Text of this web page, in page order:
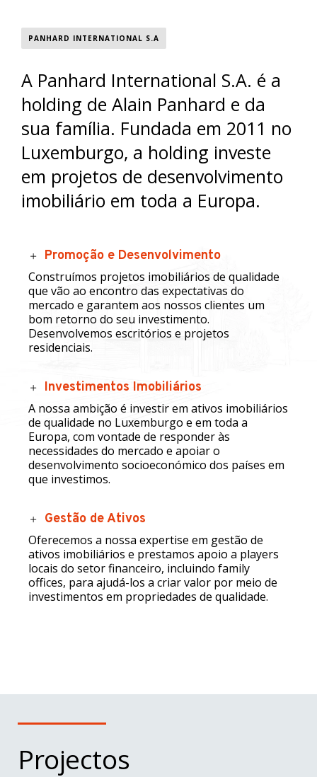
PANHARD INTERNATIONAL S.A
A Panhard International S.A. é a
holding de Alain Panhard e da
sua família. Fundada em 2011 no
Luxemburgo, a holding investe
em projetos de desenvolvimento
imobiliário em toda a Europa.
Promoção e Desenvolvimento
Construímos projetos imobiliários de qualidade
que vão ao encontro das expectativas do
mercado e garantem aos nossos clientes um
bom retorno do seu investimento.
Desenvolvemos escritórios e projetos
residenciais.
Investimentos Imobiliários
A nossa ambição é investir em ativos imobiliários
de qualidade no Luxemburgo e em toda a
Europa, com vontade de responder às
necessidades do mercado e apoiar o
desenvolvimento socioeconómico dos países em
que investimos.
Gestão de Ativos
Oferecemos a nossa expertise em gestão de
ativos imobiliários e prestamos apoio a players
locais do setor financeiro, incluindo family
offices, para ajudá-los a criar valor por meio de
investimentos em propriedades de qualidade.
Projectos